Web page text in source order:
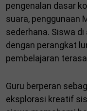
pengenalan dasar
suara, penggunaan
sederhana. Siswa
dengan perangkat
pembelajaran
Guru berperan
eksplorasi kreatif